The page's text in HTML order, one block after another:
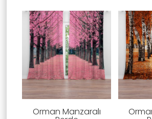
Orman Manzaralı